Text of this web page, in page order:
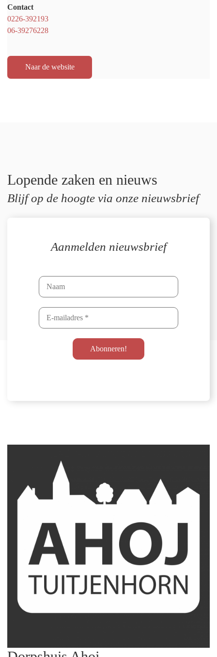
Contact
0226-392193
06-39276228
Naar de website
Lopende zaken en nieuws
Blijf op de hoogte via onze nieuwsbrief
Aanmelden nieuwsbrief